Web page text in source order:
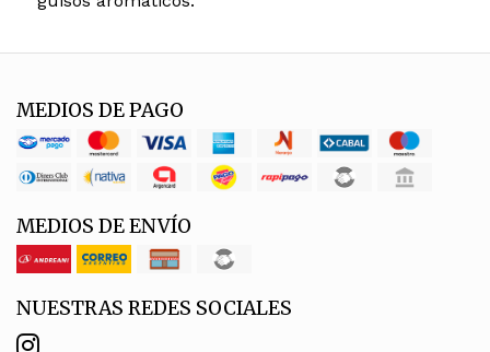
MEDIOS DE PAGO
MEDIOS DE ENVÍO
NUESTRAS REDES SOCIALES